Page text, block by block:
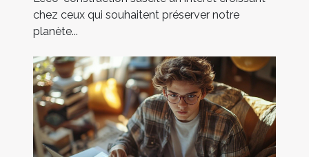
méthodes et matériaux
chez ceux qui souhaitent préserver notre
planète...